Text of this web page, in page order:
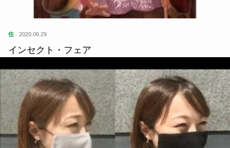
住 2020.06.29
インセクト・フェア